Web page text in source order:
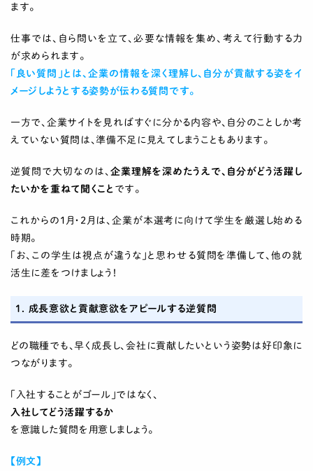
ます。
仕事では、自ら問いを立て、必要な情報を集め、考えて行動する力
が求められます。
「良い質問」とは、企業の情報を深く理解し、自分が貢献する姿をイ
メージしようとする姿勢が伝わる質問です。
一方で、企業サイトを見ればすぐに分かる内容や、自分のことしか考
えていない質問は、準備不足に見えてしまうこともあります。
逆質問で大切なのは、 企業理解を深めたうえで、自分がどう活躍し
たいかを重ねて聞くこと です。
これからの1月・2月は、企業が本選考に向けて学生を厳選し始める
時期。
「お、この学生は視点が違うな」と思わせる質問を準備して、他の就
活生に差をつけましょう！
1. 成長意欲と貢献意欲をアピールする逆質問
どの職種でも、早く成長し、会社に貢献したいという姿勢は好印象に
つながります。
「入社することがゴール」ではなく、
入社してどう活躍するか
を意識した質問を用意しましょう。
【例文】